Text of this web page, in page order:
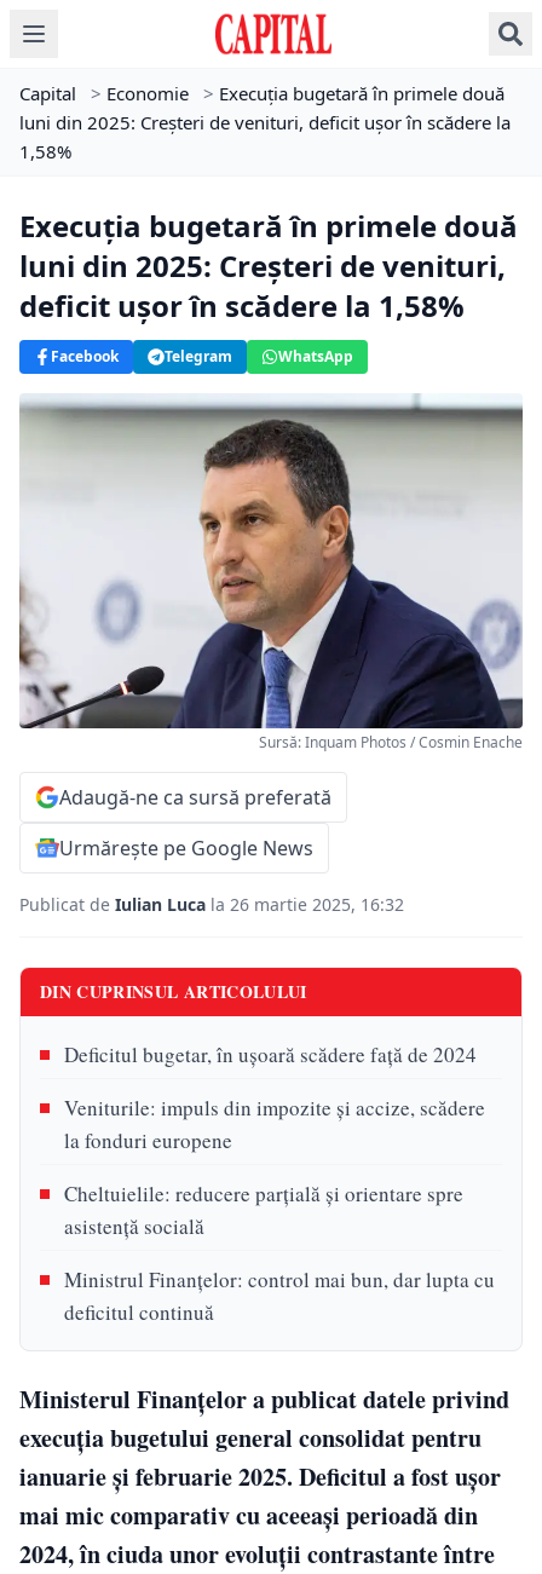
Capital > Economie > Execuția bugetară în primele două
luni din 2025: Creșteri de venituri, deficit ușor în scădere la
1,58%
Execuția bugetară în primele două
luni din 2025: Creșteri de venituri,
deficit ușor în scădere la 1,58%
Facebook Telegram WhatsApp
Sursă: Inquam Photos / Cosmin Enache
Adaugă-ne ca sursă preferată
Urmărește pe Google News
Publicat de Iulian Luca la 26 martie 2025, 16:32
DIN CUPRINSUL ARTICOLULUI
Deficitul bugetar, în ușoară scădere față de 2024
Veniturile: impuls din impozite și accize, scădere
la fonduri europene
Cheltuielile: reducere parțială și orientare spre
asistență socială
Ministrul Finanțelor: control mai bun, dar lupta cu
deficitul continuă
Ministerul Finanțelor a publicat datele privind
execuția bugetului general consolidat pentru
ianuarie și februarie 2025. Deficitul a fost ușor
mai mic comparativ cu aceeași perioadă din
2024, în ciuda unor evoluții contrastante între